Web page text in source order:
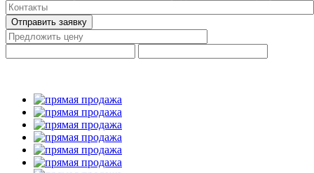
Отправить заявку